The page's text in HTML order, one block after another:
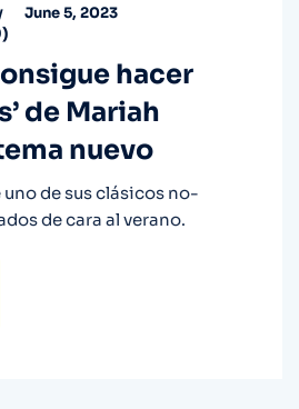
June 5, 2023
)
hacer
de Mariah
nuevo
uno de sus clásicos no-
de cara al verano.